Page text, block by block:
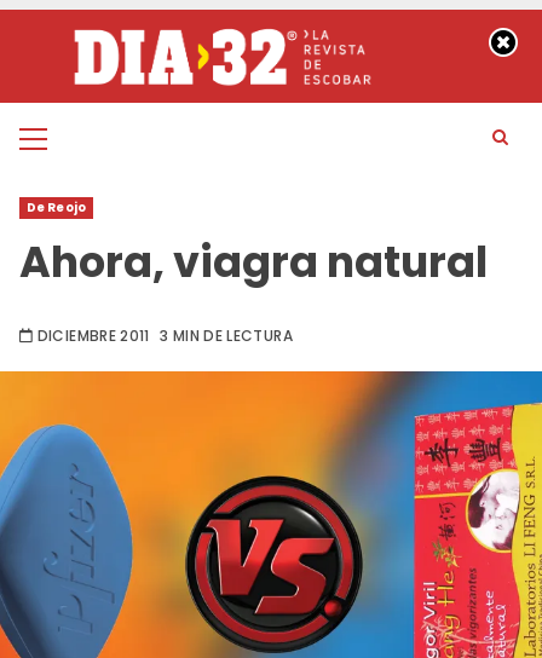
contenido
Menú
De Reojo
Ahora, viagra natural
DICIEMBRE 2011 3 MIN DE LECTURA